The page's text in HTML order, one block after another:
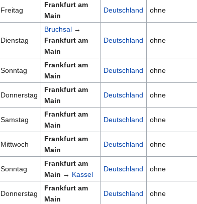
Freitag
Frankfurt am
Main
Deutschland ohne
Dienstag
Bruchsal→
Frankfurt am
Main
Deutschland ohne
Sonntag
Frankfurt am
Main
Deutschland ohne
Donnerstag
Frankfurt am
Main
Deutschland ohne
Samstag
Frankfurt am
Main
Deutschland ohne
Mittwoch
Frankfurt am
Main
Deutschland ohne
Sonntag
Frankfurt am
Main → Kassel
Deutschland ohne
Donnerstag
Frankfurt am
Main
Deutschland ohne